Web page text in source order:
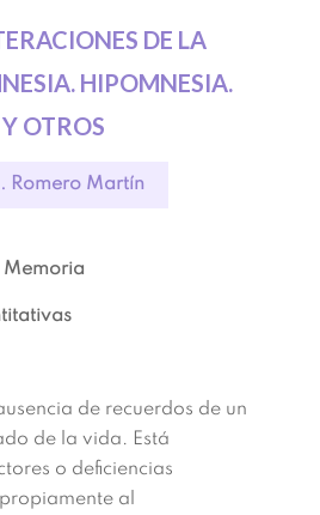
DE LA
HIPOMNESIA.
OTROS
Romero Martín
Memoria
de recuerdos de un
de la vida. Está
o deficiencias
al